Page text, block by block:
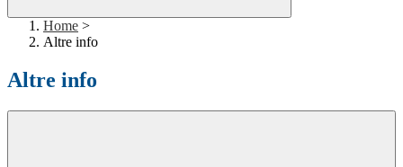
Home >
Altre info
Altre info